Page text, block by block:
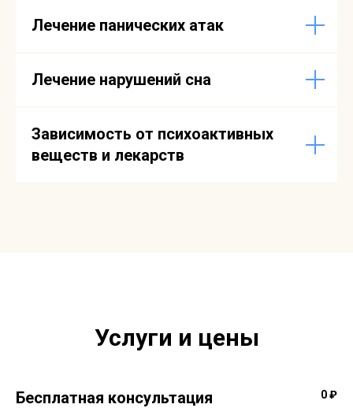
Лечение панических атак
Лечение нарушений сна
Зависимость от психоактивных
веществ и лекарств
Услуги и цены
Бесплатная консультация 0 ₽